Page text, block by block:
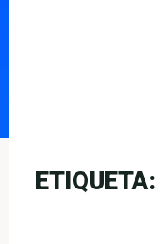
ETIQUETA: